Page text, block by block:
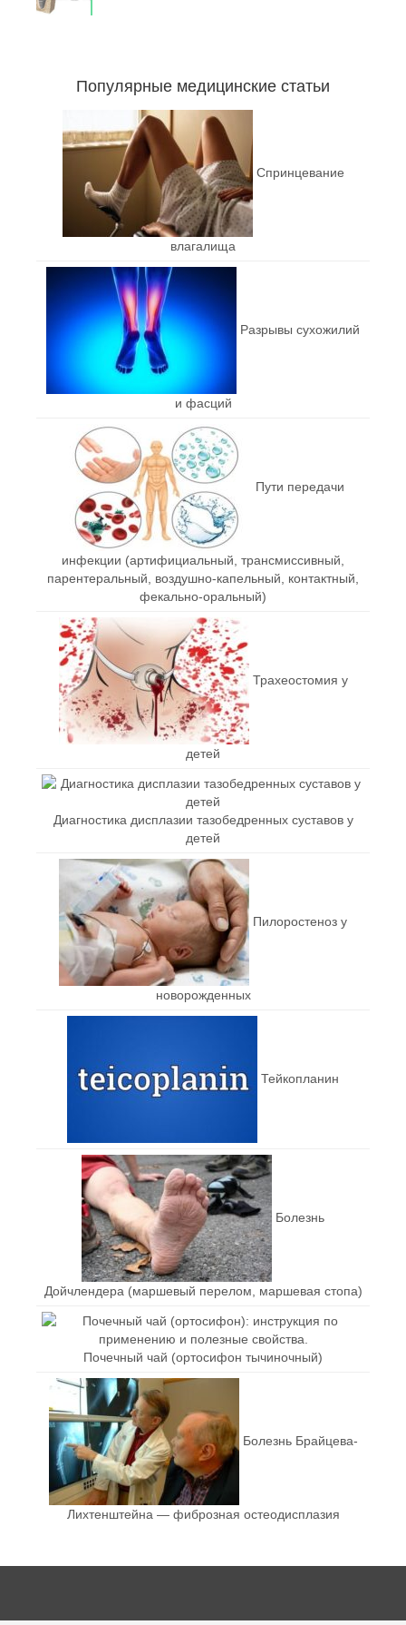
Популярные медицинские статьи
Спринцевание
влагалища
Разрывы сухожилий
и фасций
Пути передачи
инфекции (артифициальный, трансмиссивный,
парентеральный, воздушно-капельный, контактный,
фекально-оральный)
Трахеостомия у
детей
Диагностика дисплазии тазобедренных суставов у
детей
Пилоростеноз у
новорожденных
Тейкопланин
Болезнь
Дойчлендера (маршевый перелом, маршевая стопа)
Почечный чай (ортосифон тычиночный)
Болезнь Брайцева-
Лихтенштейна — фиброзная остеодисплазия